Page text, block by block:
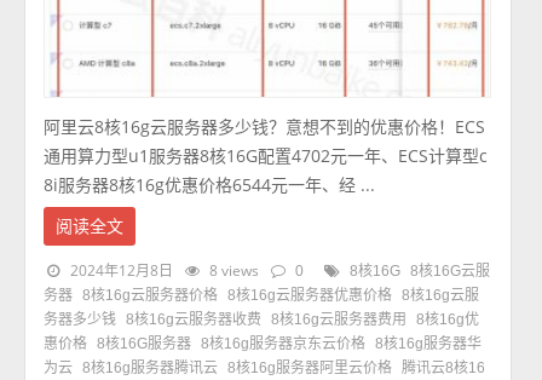
阿里云8核16g云服务器多少钱？意想不到的优惠价格！ECS
通用算力型u1服务器8核16G配置4702元一年、ECS计算型c
8i服务器8核16g优惠价格6544元一年、经 ...
阅读全文
2024年12月8日 8 views 0 8核16G
8核16G云服
务器 8核16g云服务器价格 8核16g云服务器优惠价格 8核16g云服
务器多少钱 8核16g云服务器收费 8核16g云服务器费用
8核16g优
惠价格 8核16G服务器 8核16g服务器京东云价格 8核16g服务器华
为云 8核16g服务器腾讯云 8核16g服务器阿里云价格 腾讯云8核16